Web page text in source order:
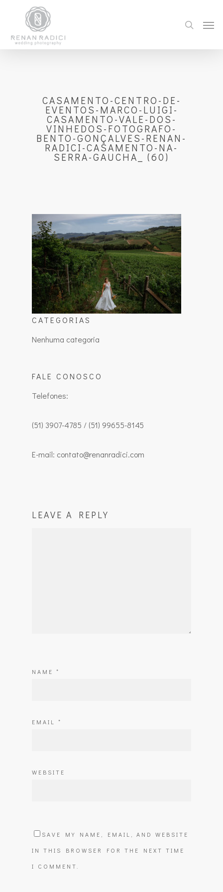
CASAMENTO-CENTRO-DE-
EVENTOS-MARCO-LUIGI-
CASAMENTO-VALE-DOS-
VINHEDOS-FOTOGRAFO-
BENTO-GONÇALVES-RENAN-
RADICI-CASAMENTO-NA-
SERRA-GAUCHA_ (60)
CATEGORIAS
Nenhuma categoria
FALE CONOSCO
Telefones:
(51) 3907-4785 / (51) 99655-8145
E-mail: contato@renanradici.com
LEAVE A REPLY
NAME *
EMAIL *
WEBSITE
SAVE MY NAME, EMAIL, AND WEBSITE
IN THIS BROWSER FOR THE NEXT TIME
I COMMENT.